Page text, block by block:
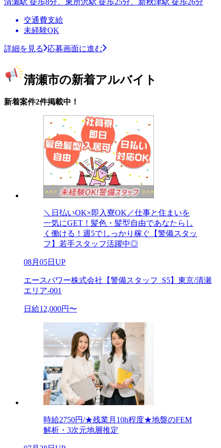
交通費支給
未経験OK
詳細を見る 応募画面に進む
清瀬市の新着アルバイト
新着案件2件掲載中！
＼日払いOK×即入寮OK／仕事と住まいを
一気にGET！髪色・髪型自由であなたらし
く働ける！週5でしっかり稼ぐ【警備スタッ
フ】若手スタッフ活躍中◎
08月05日UP
エースパワー株式会社【警備スタッフ_S5】東京/清瀬
エリア-001
日給12,000円〜
時給2750円/★残業月10h程度★地盤のFEM
解析・3次元地層推定